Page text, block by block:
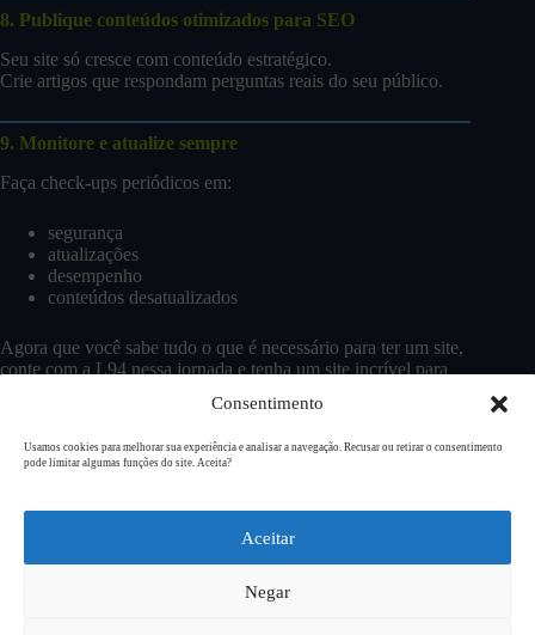
Consentimento
Usamos cookies para melhorar sua experiência e analisar a navegação. Recusar ou retirar o consentimento
pode limitar algumas funções do site. Aceita?
Aceitar
Negar
8. Publique conteúdos otimizados para SEO
Seu site só cresce com conteúdo estratégico.
Crie artigos que respondam perguntas reais do seu público.
9. Monitore e atualize sempre
Faça check-ups periódicos em:
segurança
atualizações
desempenho
conteúdos desatualizados
Agora que você sabe tudo o que é necessário para ter um site,
conte com a L94 nessa jornada e tenha um site incrível para
L94 Design